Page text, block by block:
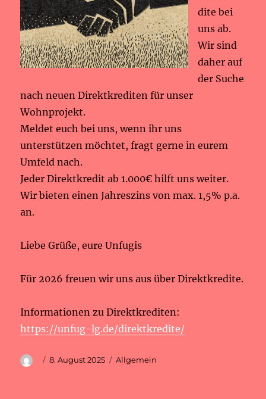
dite bei
uns ab.
Wir sind
daher auf
der Suche
nach neuen Direktkrediten für unser
Wohnprojekt.
Meldet euch bei uns, wenn ihr uns
unterstützen möchtet, fragt gerne in eurem
Umfeld nach.
Jeder Direktkredit ab 1.000€ hilft uns weiter.
Wir bieten einen Jahreszins von max. 1,5% p.a.
an.
Liebe Grüße, eure Unfugis
Für 2026 freuen wir uns aus über Direktkredite.
Informationen zu Direktkrediten:
https://unfug-lg.de/direktkredite/
AutorVeröffentlicht
8. August 2025 Kategorien
Allgemein